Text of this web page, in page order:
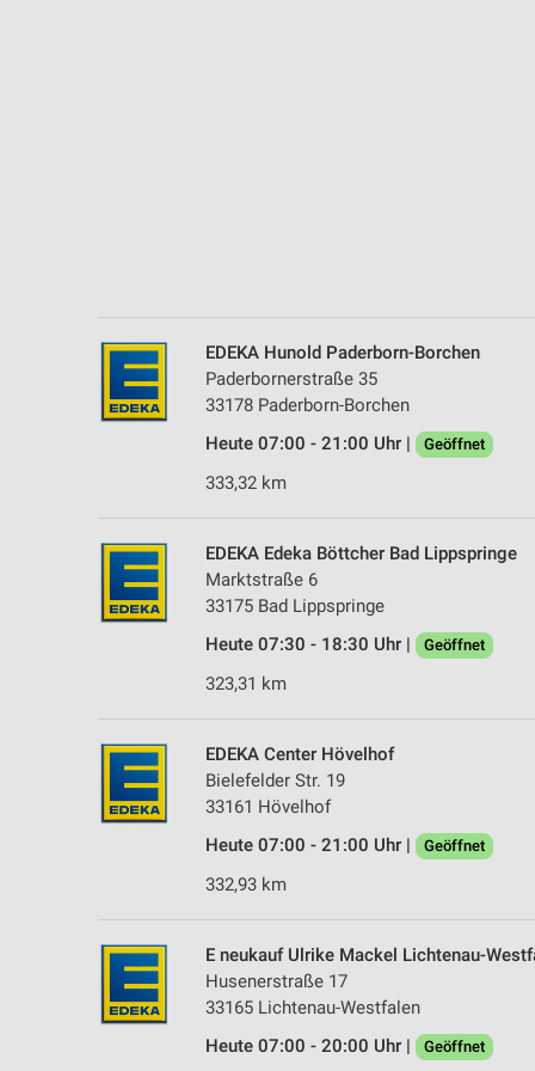
EDEKA Hunold Paderborn-Borchen
Paderbornerstraße 35
33178 Paderborn-Borchen
Heute 07:00 - 21:00 Uhr |
Geöffnet
333,32 km
EDEKA Edeka Böttcher Bad Lippspringe
Marktstraße 6
33175 Bad Lippspringe
Heute 07:30 - 18:30 Uhr |
Geöffnet
323,31 km
EDEKA Center Hövelhof
Bielefelder Str. 19
33161 Hövelhof
Heute 07:00 - 21:00 Uhr |
Geöffnet
332,93 km
E neukauf Ulrike Mackel Lichtenau-
Husenerstraße 17
33165 Lichtenau-Westfalen
Heute 07:00 - 20:00 Uhr |
Geöffnet
Nicht-IAB-Verarbeitungszwecke: